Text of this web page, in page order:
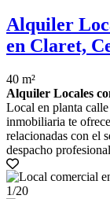
Alquiler
en Claret,
40 m²
Alquiler Locales
Local en planta
inmobiliaria te
relacionadas con el
despacho
1/20